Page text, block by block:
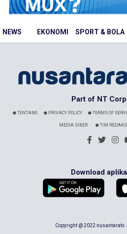
NEWS EKONOMI SPORT & BOLA
Nusantaratv.com -
Part of NT
TENTANG PRIVACY POLICY TERMS OF
MEDIA SIBER TIM REDAKSI
Download
Copyright @ 2022 nusantaratv.